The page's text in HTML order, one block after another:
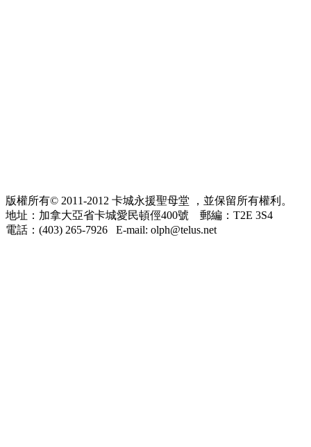
版權所有© 2011-2012 卡城永援聖母堂 ，並保留所有權利。
地址：加拿大亞省卡城愛民頓俓400號 郵編：T2E 3S4
電話：(403) 265-7926 E-mail: olph@telus.net